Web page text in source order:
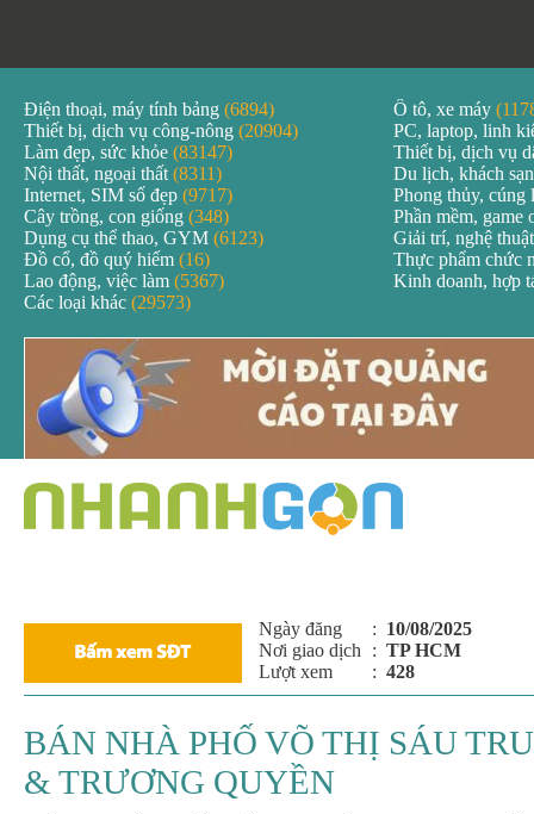
Điện thoại, máy tính bảng (6894) Ô tô, xe máy
Thiết bị, dịch vụ công-nông (20904)
PC, laptop, linh
Làm đẹp, sức khỏe (83147)
Thiết bị, dịch vụ
Nội thất, ngoại thất (8311)
Du lịch, khách
Internet, SIM số đẹp (9717)
Phong thủy, cúng
Cây trồng, con giống (348)
Phần mềm, game
Dụng cụ thể thao, GYM (6123)
Giải trí, nghệ
Đồ cổ, đồ quý hiếm (16)
Thực phẩm chức
Lao động, việc làm (5367)
Kinh doanh, hợp
Các loại khác (29573)
Ngày đăng : 10/08/2025
Nơi giao dịch : TP HCM
Lượt xem
: 428
BÁN NHÀ PHỐ VÕ THỊ SÁU
& TRƯƠNG QUYỀN